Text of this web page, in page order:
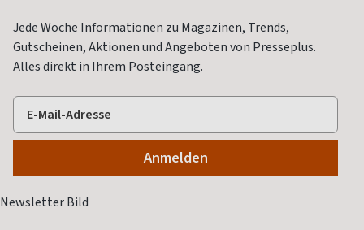
Jede Woche Informationen zu Magazinen, Trends,
Gutscheinen, Aktionen und Angeboten von Presseplus.
Alles direkt in Ihrem Posteingang.